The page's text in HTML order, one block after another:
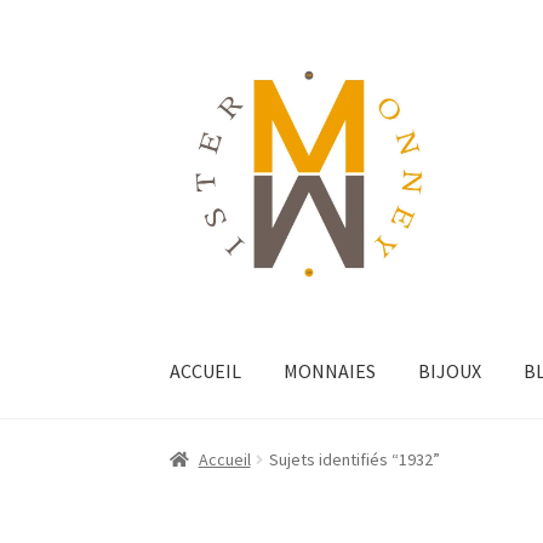
ACCUEIL MONNAIES BIJOUX
Accueil Sujets identifiés “1932”